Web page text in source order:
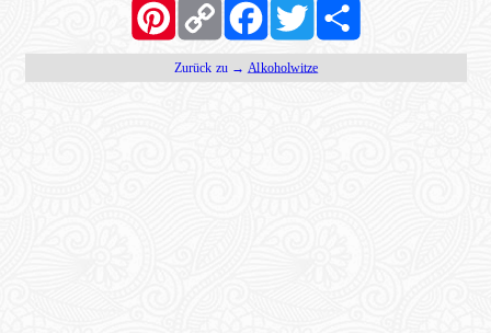
Link
Zurück zu → Alkoholwitze